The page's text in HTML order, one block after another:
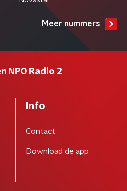
Meer nummers
NPO Radio 2
Info
Contact
Download de app